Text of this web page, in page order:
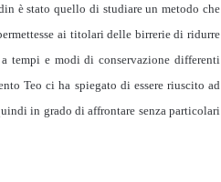
è stato quello di studiare un metodo che
ai titolari delle birrerie di ridurre
tempi e modi di conservazione differenti
Teo ci ha spiegato di essere riuscito ad
in grado di affrontare senza particolari